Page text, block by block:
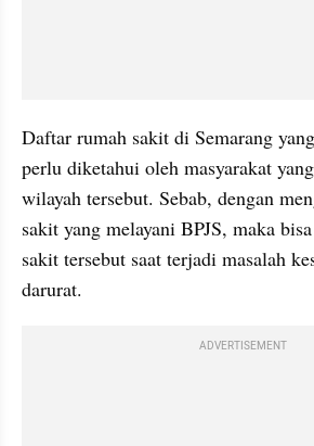
Daftar rumah sakit di Semarang
perlu diketahui oleh masyarakat
wilayah tersebut. Sebab, dengan
sakit yang melayani BPJS, maka
sakit tersebut saat terjadi masalah
darurat.
ADVERTISEMENT